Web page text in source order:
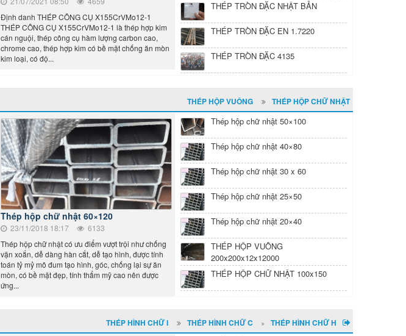
Định danh THÉP CÔNG CỤ X155CrVMo12-1
THÉP CÔNG CỤ X155CrVMo12-1 là thép hợp kim
cán nguội, thép công cụ hàm lượng carbon cao,
chrome cao, thép hợp kim có bề mặt chống ăn mòn
kim loại, có độ...
THÉP TRÒN ĐẶC NHẬT BẢN
THÉP TRÒN ĐẶC EN 1.7220
THÉP TRÒN ĐẶC 4135
THÉP HỘP VUÔNG THÉP HỘP CHỮ NHẬT
Thép hộp chữ nhật 60×120
23/11/2018 18:17
6133
Thép hộp chữ nhật có ưu điểm vượt trội như chống
vặn xoắn, dễ dàng hàn cắt, dễ tạo hình, được tính
toán tỷ mỷ mô đum tạo hình, góc, chống lại sự ăn
mòn, có bề mặt đẹp, tính thẩm mỹ cao nên được
ứng...
Thép hộp chữ nhật 50×100
Thép hộp chữ nhật 40×80
Thép hộp chữ nhật 30 x 60
Thép hộp chữ nhật 25×50
Thép hộp chữ nhật 20×40
THÉP HỘP VUÔNG
200x200x12x12000
THÉP HỘP CHỮ NHẬT 100x150
THÉP HÌNH CHỮ I THÉP HÌNH CHỮ C THÉP HÌNH CHỮ H